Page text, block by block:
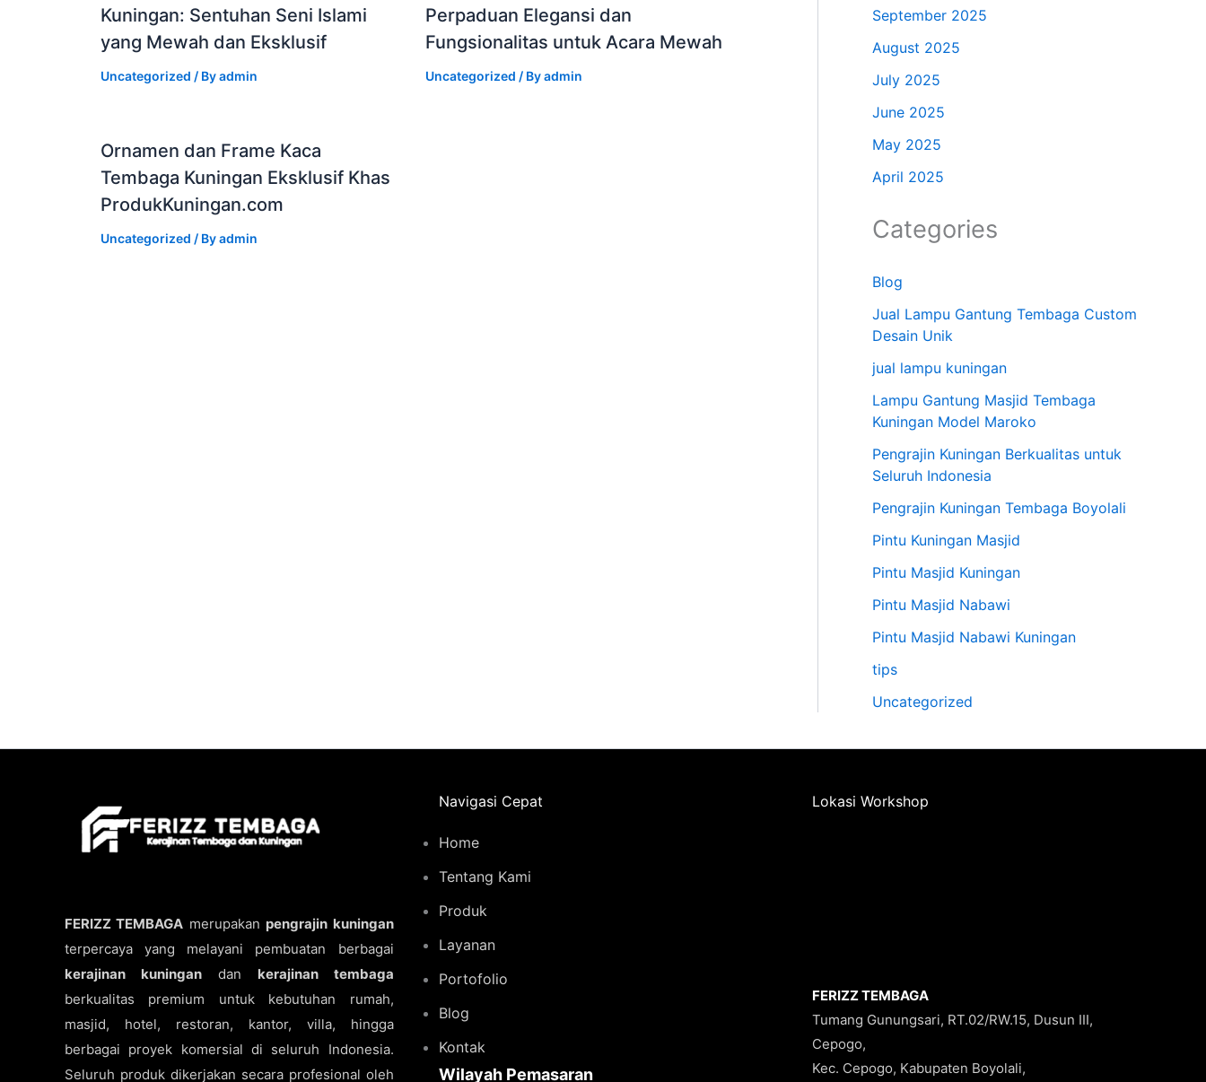
Kuningan: Sentuhan Seni Islami
yang Mewah dan Eksklusif
Uncategorized / Byadmin
Perpaduan Elegansi dan
Fungsionalitas untuk Acara Mewah
Uncategorized / Byadmin
Ornamen dan Frame Kaca
Tembaga Kuningan Eksklusif Khas
ProdukKuningan.com
Uncategorized / Byadmin
September 2025
August 2025
July 2025
June 2025
May 2025
April 2025
Categories
Blog
Jual Lampu Gantung Tembaga Custom
Desain Unik
jual lampu kuningan
Lampu Gantung Masjid Tembaga
Kuningan Model Maroko
Pengrajin Kuningan Berkualitas untuk
Seluruh Indonesia
Pengrajin Kuningan Tembaga Boyolali
Pintu Kuningan Masjid
Pintu Masjid Kuningan
Pintu Masjid Nabawi
Pintu Masjid Nabawi Kuningan
tips
Uncategorized
FERIZZ TEMBAGA merupakan pengrajin kuningan
terpercaya yang melayani pembuatan berbagai
kerajinan kuningandan kerajinan tembaga
berkualitas premium untuk kebutuhan rumah,
masjid, hotel, restoran, kantor, villa, hingga
berbagai proyek komersial di seluruh Indonesia.
Seluruh produk dikerjakan secara profesional oleh
Navigasi Cepat
Home
Tentang Kami
Produk
Layanan
Portofolio
Blog
Kontak
Wilayah Pemasaran
Lokasi Workshop
FERIZZ TEMBAGA
Tumang Gunungsari, RT.02/RW.15, Dusun III,
Cepogo,
Kec. Cepogo, Kabupaten Boyolali,